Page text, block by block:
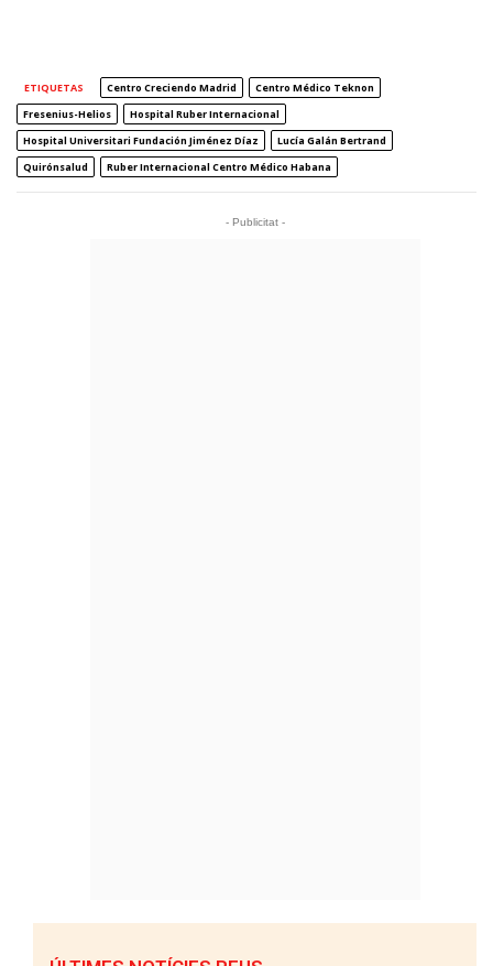
ETIQUETAS Centro Creciendo Madrid
Centro Médico Teknon
Fresenius-Helios
Hospital Ruber Internacional
Hospital Universitari Fundación Jiménez Díaz
Lucía Galán Bertrand
Quirónsalud
Ruber Internacional Centro Médico Habana
- Publicitat -